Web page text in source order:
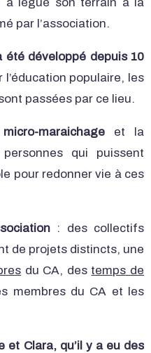
par l’association.
développé depuis 10
populaire, les
passées par ce lieu.
maraichage et la
qui puissent
pour redonner vie à ces
: des collectifs
de projets distincts, une
du CA, des temps de
membres du CA et les
et Clara, qu’il y a eu des